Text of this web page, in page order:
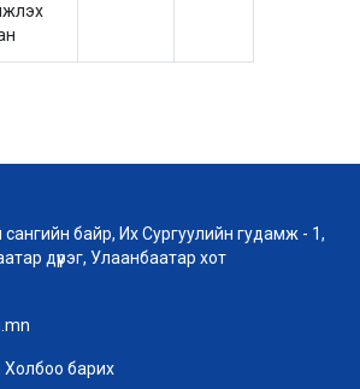
байр, Их Сургуулийн гудамж - 1,
дүүрэг, Улаанбаатар хот
Холбоо барих